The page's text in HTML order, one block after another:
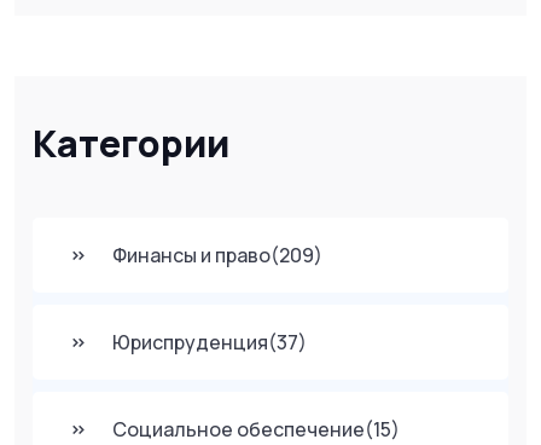
Категории
Финансы и право(209)
Юриспруденция(37)
Социальное обеспечение(15)